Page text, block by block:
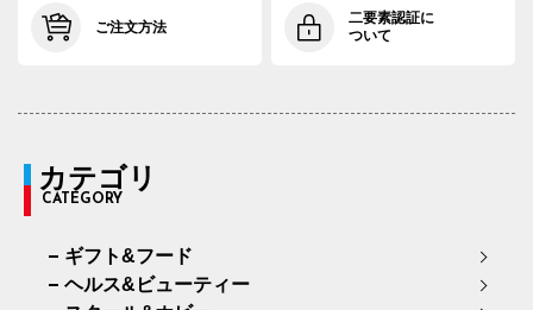
ご注文方法
二要素認証に
ついて
カテゴリ
CATEGORY
ギフト&フード
ヘルス&ビューティー